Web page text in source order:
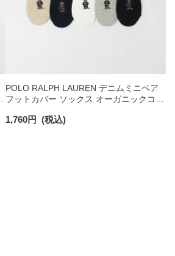
POLO RALPH LAUREN デニムミニベア
フットカバー ソックス オーガニックコッ
1,760円 (税込)